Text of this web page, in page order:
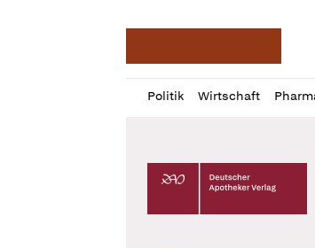
Politik Wirtschaft
Profil
öffnen
Daz
Pur
Deutscher Apotheker